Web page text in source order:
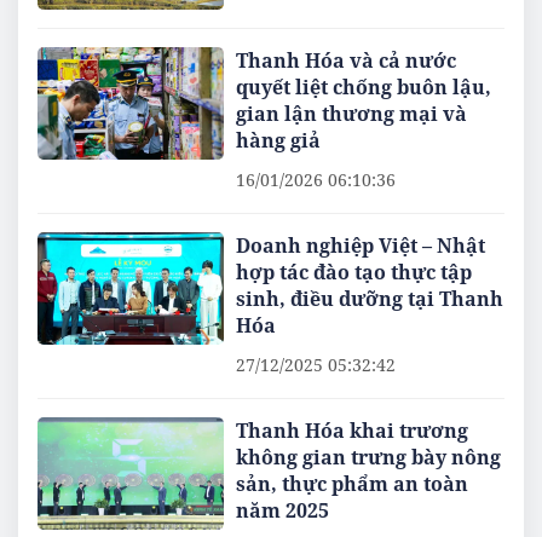
Thanh Hóa và cả nước
quyết liệt chống buôn lậu,
gian lận thương mại và
hàng giả
16/01/2026 06:10:36
Doanh nghiệp Việt – Nhật
hợp tác đào tạo thực tập
sinh, điều dưỡng tại Thanh
Hóa
27/12/2025 05:32:42
Thanh Hóa khai trương
không gian trưng bày nông
sản, thực phẩm an toàn
năm 2025